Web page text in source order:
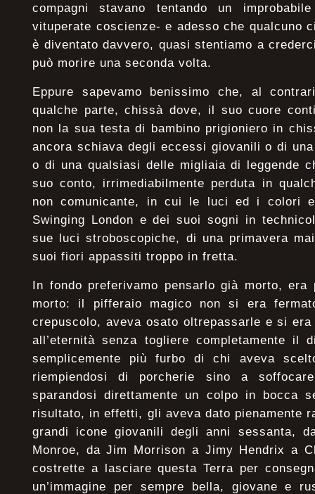
compagni stavano tentando un
vituperate coscienze- e adesso che qualcuno
è diventato davvero, quasi stentiamo a
può morire una seconda volta.
Eppure sapevamo benissimo che, al
qualche parte, chissà dove, il suo cuore
non la sua testa di bambino prigioniero in
ancora schiava degli eccessi giovanili o di
o di una qualsiasi delle migliaia di leggende
suo conto, irrimediabilmente perduta in
non comunicante, in cui le luci ed i colori
Swinging London e dei suoi sogni in
sue luci stroboscopiche, di una primavera
suoi fiori appassiti troppo in fretta.
In fondo preferivamo pensarlo già morto, era
morto: il pifferaio magico non si era
crepuscolo, aveva osato oltrepassarle e si
all’eternità senza togliere completamente il
semplicemente più furbo di chi aveva
riempiendosi di porcherie sino a
sparandosi direttamente un colpo in bocca
risultato, in effetti, gli aveva dato pienamente
grandi icone giovanili degli anni sessanta,
Monroe, da Jim Morrison a Jimy Hendrix a
costrette a lasciare questa Terra per
un’immagine per sempre bella, giovane e